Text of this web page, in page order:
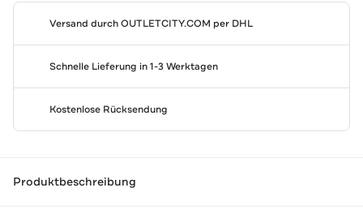
Versand durchOUTLETCITY.COM per DHL
Schnelle Lieferung in 1-3 Werktagen
Kostenlose Rücksendung
Produktbeschreibung